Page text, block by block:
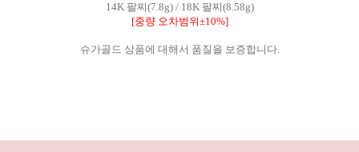
14K 팔찌(7.8g) / 18K 팔찌(8.58g)
[중량 오차범위±10%]
슈가골드 상품에 대해서 품질을 보증합니다.